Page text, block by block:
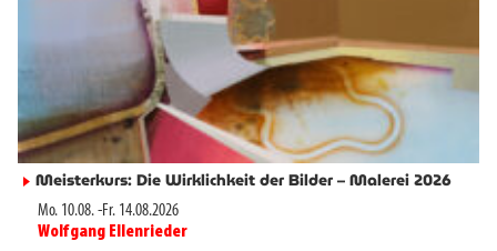
► Meisterkurs: Die Wirklichkeit der Bilder – Malerei 2026
Mo. 10.08.-Fr. 14.08.2026
Wolfgang Ellenrieder